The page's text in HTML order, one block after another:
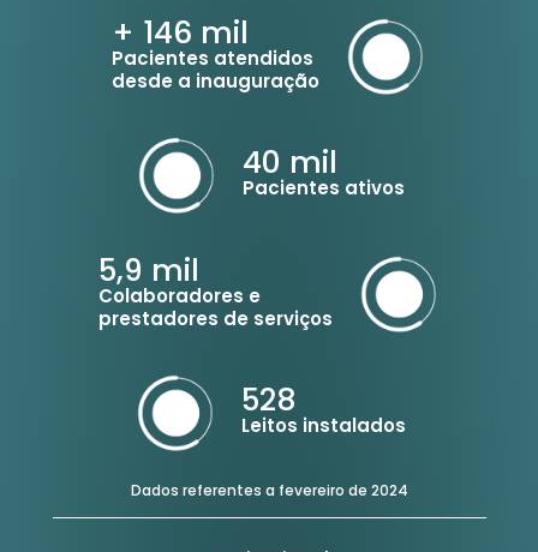
+ 146 mil
Pacientes atendidos
desde a inauguração
40 mil
Pacientes ativos
5,9 mil
Colaboradores e
prestadores de serviços
528
Leitos instalados
Dados referentes a fevereiro de 2024